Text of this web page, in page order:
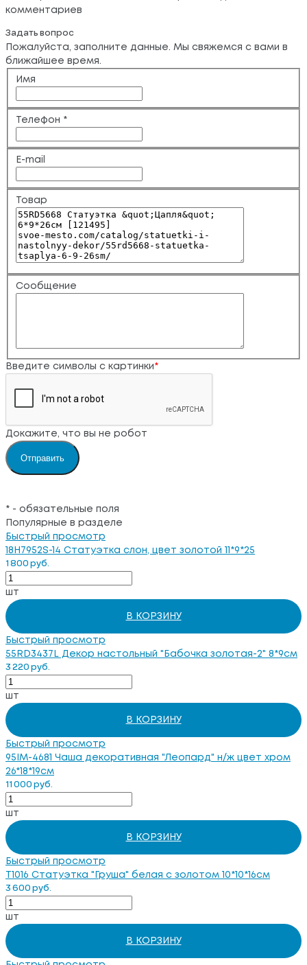
комментариев
Задать вопрос
Пожалуйста, заполните данные. Мы свяжемся с вами в
ближайшее время.
Имя
Телефон *
E-mail
Товар
Сообщение
Введите символы с картинки *
Докажите, что вы не робот
* - обязательные поля
Популярные в разделе
Быстрый просмотр
18H7952S-14 Статуэтка слон, цвет золотой 11*9*25
1 800 руб.
шт
В КОРЗИНУ
Быстрый просмотр
55RD3437L Декор настольный "Бабoчка золотая-2" 8*9см
3 220 руб.
шт
В КОРЗИНУ
Быстрый просмотр
95IM-4681 Чаша декоративная "Леопард" н/ж цвет хром
26*18*19см
11 000 руб.
шт
В КОРЗИНУ
Быстрый просмотр
T1016 Статуэтка "Груша" белая с золотом 10*10*16см
3 600 руб.
шт
В КОРЗИНУ